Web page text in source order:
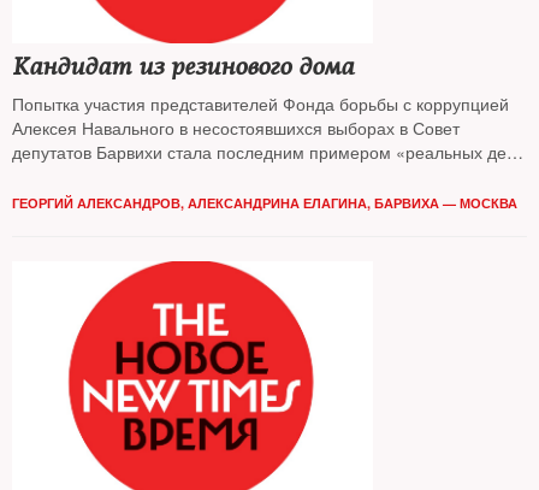
Кандидат из резинового дома
Попытка участия представителей Фонда борьбы с коррупцией
Алексея Навального в несостоявшихся выборах в Совет
депутатов Барвихи стала последним примером «реальных дел»
оппозиционерам в «самом богатом муниципалитете РФ» —
ГЕОРГИЙ АЛЕКСАНДРОВ, АЛЕКСАНДРИНА ЕЛАГИНА, БАРВИХА — МОСКВА